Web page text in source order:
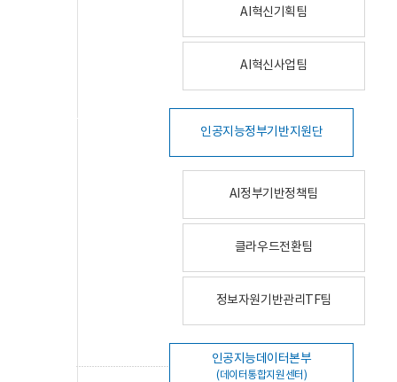
AI혁신기획팀
AI혁신사업팀
인공지능정부기반지원단
AI정부기반정책팀
클라우드전환팀
정보자원기반관리TF팀
인공지능데이터본부
(데이터통합지원센터)